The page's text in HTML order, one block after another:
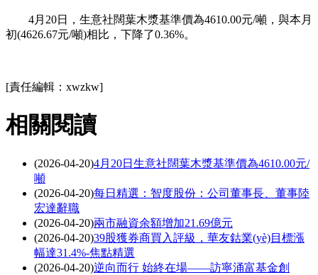
4月20日，生意社闊葉木漿基準價為4610.00元/噸，與本月
初(4626.67元/噸)相比，下降了0.36%。
[責任編輯：xwzkw]
相關閱讀
(2026-04-20)4月20日生意社闊葉木漿基準價為4610.00元/
噸
(2026-04-20)每日精選：智度股份：公司董事長、董事陸
宏達辭職
(2026-04-20)兩市融資余額增加21.69億元
(2026-04-20)39股獲券商買入評級，華友鈷業(yè)目標漲
幅達31.4%-焦點精選
(2026-04-20)逆向而行 始終在場——訪寧涌富基金創